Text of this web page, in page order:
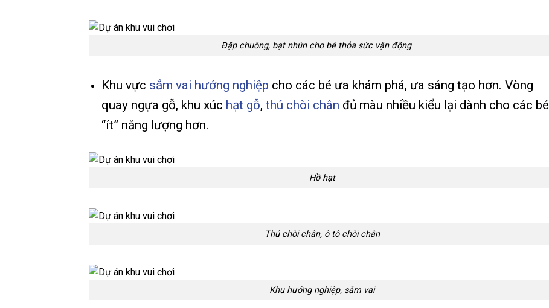
Đập chuông, bạt nhún cho bé thỏa sức vận động
Khu vực sắm vai hướng nghiệp cho các bé ưa khám phá, ưa sáng tạo hơn. Vòng
quay ngựa gỗ, khu xúc hạt gỗ, thú chòi chân đủ màu nhiều kiểu lại dành cho các bé
“ít” năng lượng hơn.
Hồ hạt
Thú chòi chân, ô tô chòi chân
Khu hướng nghiệp, sắm vai